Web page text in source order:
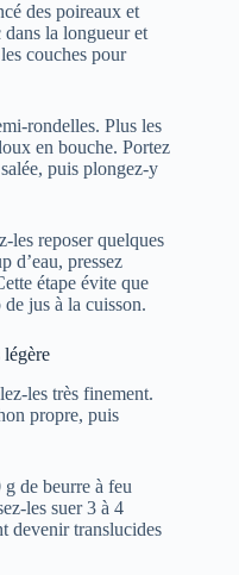
des poireaux et
dans la longueur et
couches pour
rondelles. Plus les
en bouche. Portez
puis plongez-y
les reposer quelques
d’eau, pressez
étape évite que
jus à la cuisson.
légère
les très finement.
propre, puis
de beurre à feu
les suer 3 à 4
devenir translucides